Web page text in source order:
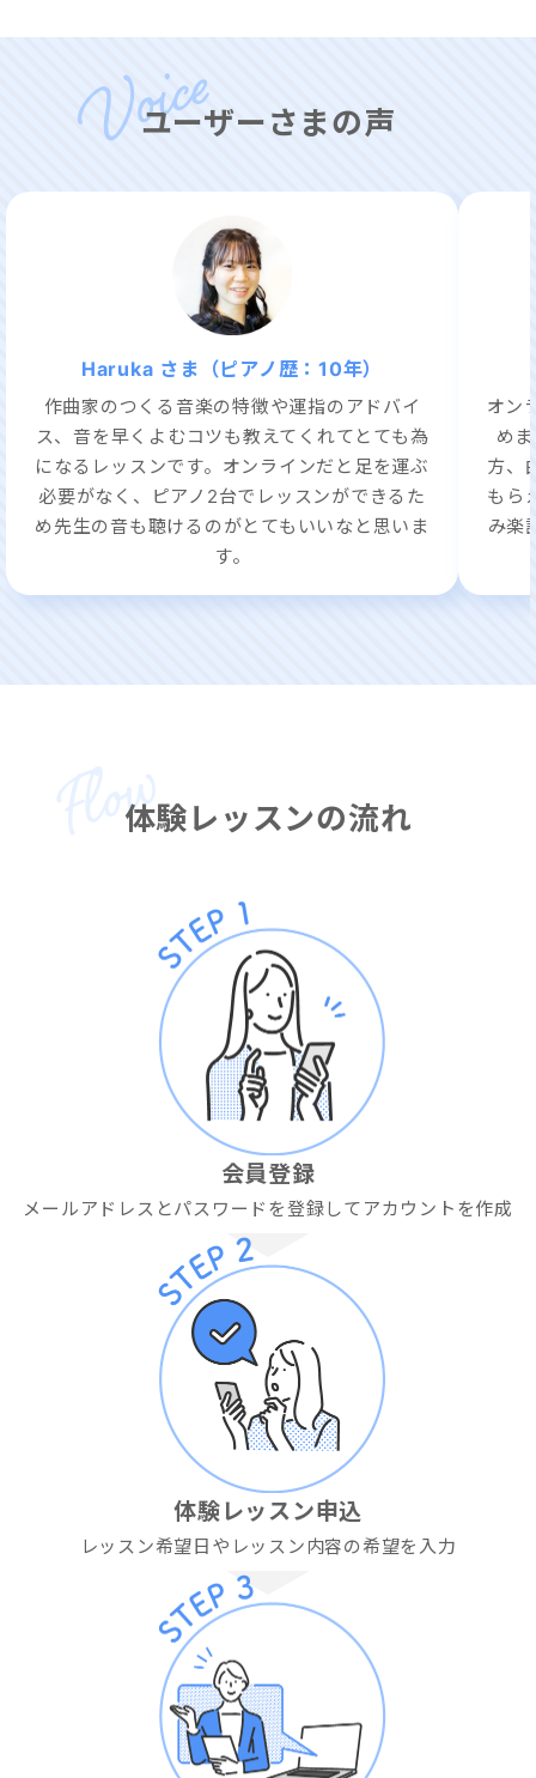
ユーザーさまの声
Haruka さま（ピアノ歴：10年）
作曲家のつくる音楽の特徴や運指のアドバイ
ス、音を早くよむコツも教えてくれてとても為
になるレッスンです。オンラインだと足を運ぶ
必要がなく、ピアノ2台でレッスンができるた
め先生の音も聴けるのがとてもいいなと思いま
す。
オン
め
方、
もら
み楽
体験レッスンの流れ
会員登録
メールアドレスとパスワードを登録してアカウントを作成
体験レッスン申込
レッスン希望日やレッスン内容の希望を入力